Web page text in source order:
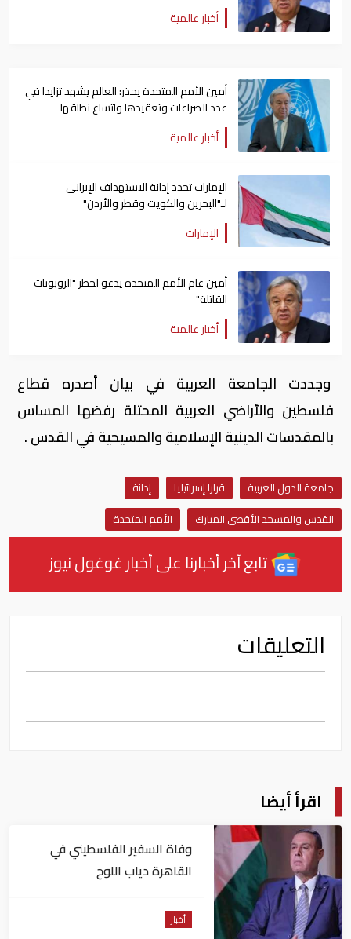
أخبار عالمية
أمين الأمم المتحدة يحذر: العالم يشهد تزايدا في
عدد الصراعات وتعقيدها واتساع نطاقها
أخبار عالمية
الإمارات تجدد إدانة الاستهداف الإيراني
لـ"البحرين والكويت وقطر والأردن"
الإمارات
أمين عام الأمم المتحدة يدعو لحظر "الروبوتات
القاتلة"
أخبار عالمية
وجددت الجامعة العربية في بيان أصدره قطاع
فلسطين والأراضي العربية المحتلة رفضها المساس
بالمقدسات الدينية الإسلامية والمسيحية في القدس .
جامعة الدول العربية قرارا إسرائيليا
إدانة
القدس والمسجد الأقصى المبارك
الأمم المتحدة
تابع آخر أخبارنا على أخبار غوغول نيوز
التعليقات
اقرأ أيضا
وفاة السفير الفلسطيني في
القاهرة دياب اللوح
أخبار